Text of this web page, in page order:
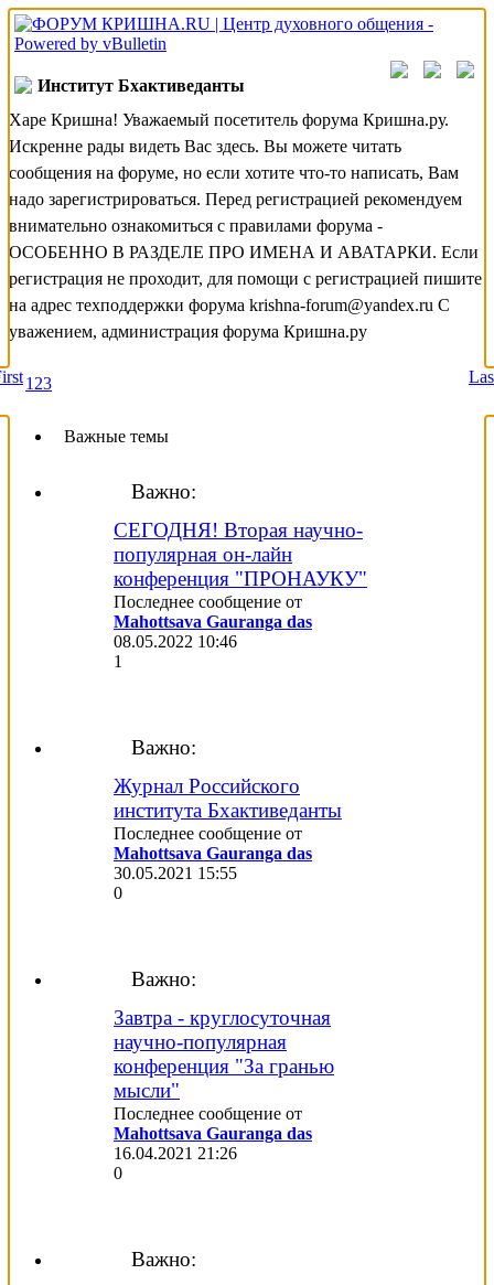
Институт Бхактиведанты
Харе Кришна! Уважаемый посетитель форума Кришна.ру.
Искренне рады видеть Вас здесь. Вы можете читать
сообщения на форуме, но если хотите что-то написать, Вам
надо зарегистрироваться. Перед регистрацией рекомендуем
внимательно ознакомиться с правилами форума -
ОСОБЕННО В РАЗДЕЛЕ ПРО ИМЕНА И АВАТАРКИ. Если
регистрация не проходит, для помощи с регистрацией пишите
на адрес техподдержки форума krishna-forum@yandex.ru С
уважением, администрация форума Кришна.ру
1 23
Важные темы
Важно:
СЕГОДНЯ! Вторая научно-
популярная он-лайн
конференция "ПРОНАУКУ"
Последнее сообщение от
Mahottsava Gauranga das
08.05.2022 10:46
1
Важно:
Журнал Российского
института Бхактиведанты
Последнее сообщение от
Mahottsava Gauranga das
30.05.2021 15:55
0
Важно:
Завтра - круглосуточная
научно-популярная
конференция "За гранью
мысли"
Последнее сообщение от
Mahottsava Gauranga das
16.04.2021 21:26
0
Важно: